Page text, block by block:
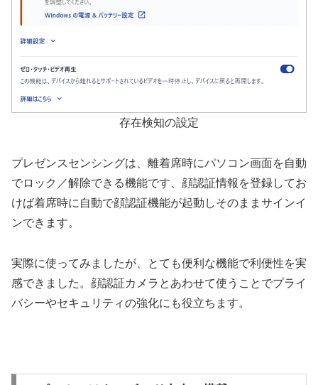
存在検知の設定
プレゼンスセンシングは、離着席時にパソコン画面を自動
でロック／解除できる機能です、顔認証情報を登録してお
けば着席時に自動で顔認証機能が起動しそのままサインイ
ンできます。
実際に使ってみましたが、とても便利な機能で利便性を実
感できました。顔認証カメラとあわせて使うことでプライ
バシーやセキュリティの強化にも役立ちます。